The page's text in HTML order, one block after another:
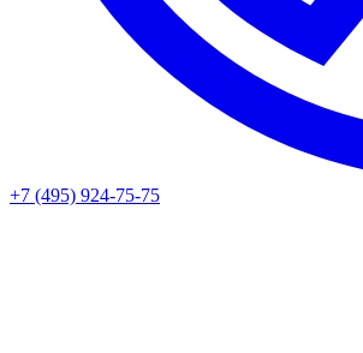
+7 (495) 924-75-75